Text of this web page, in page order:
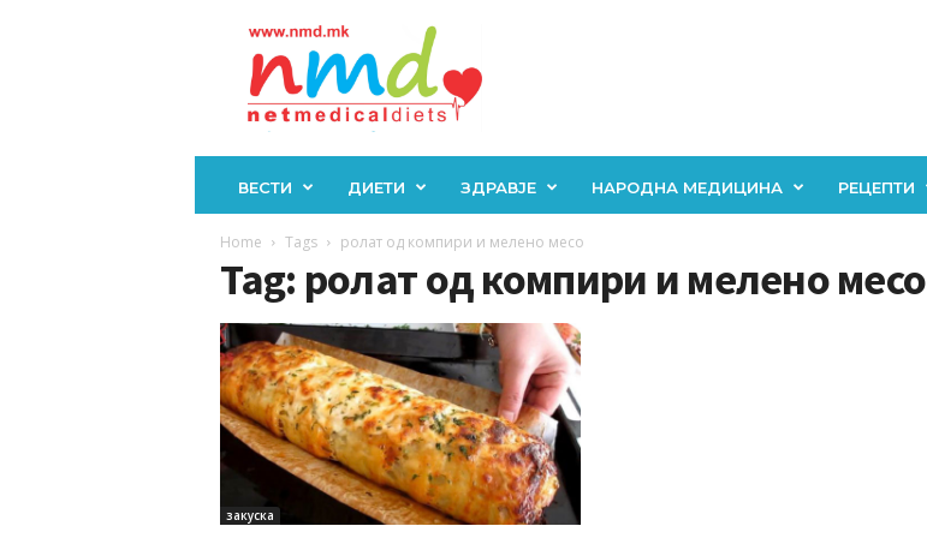
ВЕСТИ ДИЕТИ ЗДРАВЈЕ НАРОДНА МЕДИЦИНА РЕЦЕПТИ
Home Tags ролат од компири и мелено месо
Tag: ролат од компири и мелено месо
закуска